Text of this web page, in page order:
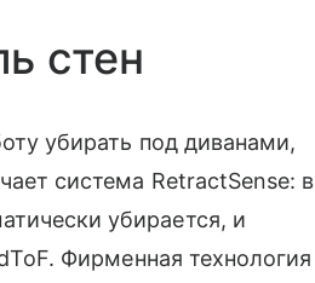
стен
убирать под диванами,
система RetractSense: в
убирается, и
Фирменная технология